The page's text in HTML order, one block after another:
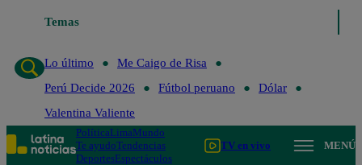
Temas
Lo último
Me Caigo de Risa
Perú Decide 2026
Fútbol peruano
Dólar
Valentina Valiente
PolíticaLimaMundo
Te ayudoTendencias
DeportesEspectáculos
TV en vivo MENÚ